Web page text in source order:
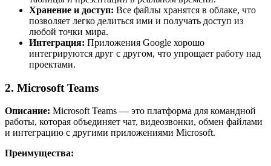
Хранение и доступ: Все файлы хранятся в облаке, что
позволяет легко делиться ими и получать доступ из
любой точки мира.
Интеграция: Приложения Google хорошо
интегрируются друг с другом, что упрощает работу над
проектами.
2. Microsoft Teams
Описание: Microsoft Teams — это платформа для командной
работы, которая объединяет чат, видеозвонки, обмен файлами
и интеграцию с другими приложениями Microsoft.
Преимущества: